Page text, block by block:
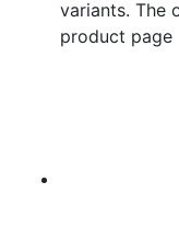
variants. The
product page